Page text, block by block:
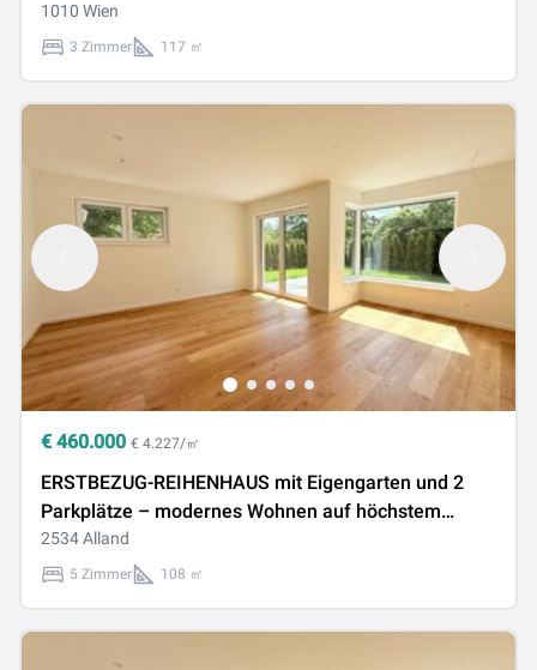
Besprechungsraum
1010 Wien
3 Zimmer 117 ㎡
€ 460.000 € 4.227/㎡
ERSTBEZUG-REIHENHAUS mit Eigengarten und 2
Parkplätze – modernes Wohnen auf höchstem
Niveau
2534 Alland
5 Zimmer 108 ㎡